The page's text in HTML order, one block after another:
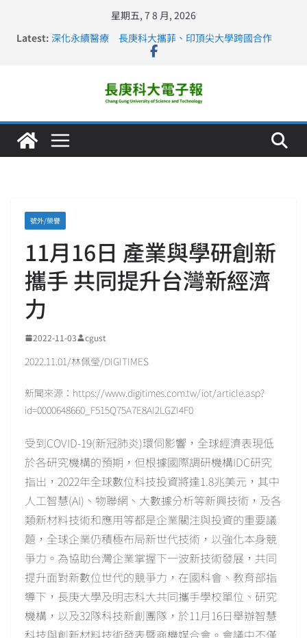
星期五, 7 8 月, 2026
Latest: 深化永續醫療 長庚科大攜菲、印頂尖大學跨國合作
長庚科大訪凱瑟醫療集團、美容學校收穫豐
仁德醫專與長庚科大締結策略聯盟 培育護理尖兵
長庚科大連四年穩居《遠見》醫學大學第5名 辦學實力再
號外/榮譽
11月16日 產業與學研創新
攜手 共同提升台灣新經濟
力
2022-11-03 cgust
2022.11.01/林佩瑩/DIGITIMES
新聞來源：https://www.digitimes.com.tw/iot/article.asp?
id=0000648660_F515Q75A7E8AI2LGZI4F0
受到COVID-19(新冠肺炎)環伺影響，全球經濟表現低
於各研究機構的預期，但根據國際調研機構IDC研究
指出，2022年全球數位科技投資將達1.8兆美元，其中
人工智慧(AI)、物聯網、大數據分析等新興技術，及各
類新材料技術和應用等都是企業關注與投資的重要議
題，全球企業仍積極布局新世代技術，以強化本身競
爭力。為協助台灣企業掌握下一波新技術發展，共同
提升面對新數位世代的競爭力，在國科會、教育部指
導下，長庚大學及明志科大共同攜手學校單位、研究
機構，以及32隊科技新創團隊，於11月16日舉辦智慧
科技與創新材料技術發表暨商機媒合會。會議中不僅